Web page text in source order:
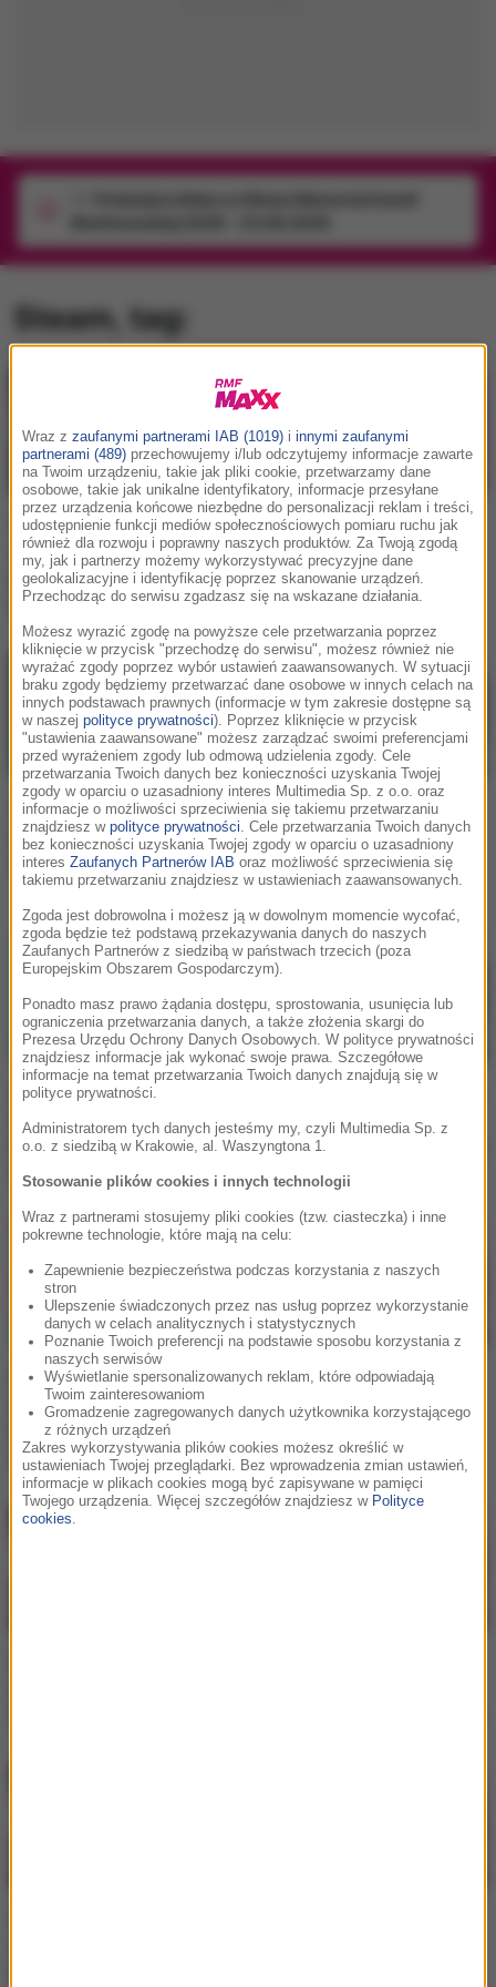
Steam , tag:
UOKiK bada platformy
sprzedające gry. Czy
polscy gracze
przepłacają?
Ceny gier na Steam w
Polsce wywołują
dyskusje. Co zrobić, by
były niższe?
Steam wreszcie
powiedział "dość" takim
graczom. To koniec
Rewolucja na Steam.
Ważne zmiany w
udostępnianiu gier
bliskim
Supermarket Simulator
to nowy hit na Steamie.
Możesz poprowadzić
własny sklep
promocjami! Najlepsze
gry, które można kupić za
grosze
Epic Games udostępnia
grę za darmo! Była
bardzo popularna w
zeszłym roku
Steam: Data zimowej
wyprzedaży gier
Wraz z zaufanymi partnerami IAB (1019) i innymi zaufanymi
partnerami (489) przechowujemy i/lub odczytujemy informacje zawarte
na Twoim urządzeniu, takie jak pliki cookie, przetwarzamy dane
osobowe, takie jak unikalne identyfikatory, informacje przesyłane
przez urządzenia końcowe niezbędne do personalizacji reklam i treści,
udostępnienie funkcji mediów społecznościowych pomiaru ruchu jak
również dla rozwoju i poprawny naszych produktów. Za Twoją zgodą
my, jak i partnerzy możemy wykorzystywać precyzyjne dane
geolokalizacyjne i identyfikację poprzez skanowanie urządzeń.
Przechodząc do serwisu zgadzasz się na wskazane działania.
Możesz wyrazić zgodę na powyższe cele przetwarzania poprzez
kliknięcie w przycisk "przechodzę do serwisu", możesz również nie
wyrażać zgody poprzez wybór ustawień zaawansowanych. W sytuacji
braku zgody będziemy przetwarzać dane osobowe w innych celach na
innych podstawach prawnych (informacje w tym zakresie dostępne są
w naszej polityce prywatności). Poprzez kliknięcie w przycisk
"ustawienia zaawansowane" możesz zarządzać swoimi preferencjami
przed wyrażeniem zgody lub odmową udzielenia zgody. Cele
przetwarzania Twoich danych bez konieczności uzyskania Twojej
zgody w oparciu o uzasadniony interes Multimedia Sp. z o.o. oraz
informacje o możliwości sprzeciwienia się takiemu przetwarzaniu
znajdziesz w polityce prywatności . Cele przetwarzania Twoich danych
bez konieczności uzyskania Twojej zgody w oparciu o uzasadniony
interes Zaufanych Partnerów IAB oraz możliwość sprzeciwienia się
takiemu przetwarzaniu znajdziesz w ustawieniach zaawansowanych.
Zgoda jest dobrowolna i możesz ją w dowolnym momencie wycofać,
zgoda będzie też podstawą przekazywania danych do naszych
Zaufanych Partnerów z siedzibą w państwach trzecich (poza
Europejskim Obszarem Gospodarczym).
Ponadto masz prawo żądania dostępu, sprostowania, usunięcia lub
ograniczenia przetwarzania danych, a także złożenia skargi do
Prezesa Urzędu Ochrony Danych Osobowych. W polityce prywatności
znajdziesz informacje jak wykonać swoje prawa. Szczegółowe
informacje na temat przetwarzania Twoich danych znajdują się w
polityce prywatności.
Administratorem tych danych jesteśmy my, czyli Multimedia Sp. z
o.o. z siedzibą w Krakowie, al. Waszyngtona 1.
Stosowanie plików cookies i innych technologii
Wraz z partnerami stosujemy pliki cookies (tzw. ciasteczka) i inne
pokrewne technologie, które mają na celu:
Zapewnienie bezpieczeństwa podczas korzystania z naszych
stron
Ulepszenie świadczonych przez nas usług poprzez wykorzystanie
danych w celach analitycznych i statystycznych
Poznanie Twoich preferencji na podstawie sposobu korzystania z
naszych serwisów
Wyświetlanie spersonalizowanych reklam, które odpowiadają
Twoim zainteresowaniom
Gromadzenie zagregowanych danych użytkownika korzystającego
z różnych urządzeń
Zakres wykorzystywania plików cookies możesz określić w
ustawieniach Twojej przeglądarki. Bez wprowadzenia zmian ustawień,
informacje w plikach cookies mogą być zapisywane w pamięci
Twojego urządzenia. Więcej szczegółów znajdziesz w Polityce
cookies